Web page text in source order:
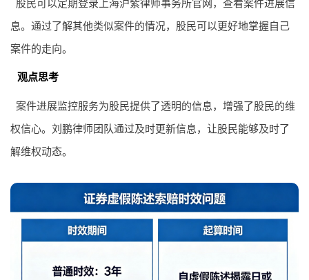
实操建议
股民可以定期登录上海沪紫律师事务所官网，查看案件进展信
观点思考
权信心。刘鹏律师团队通过及时更新信息，让股民能够及时了
解维权动态。